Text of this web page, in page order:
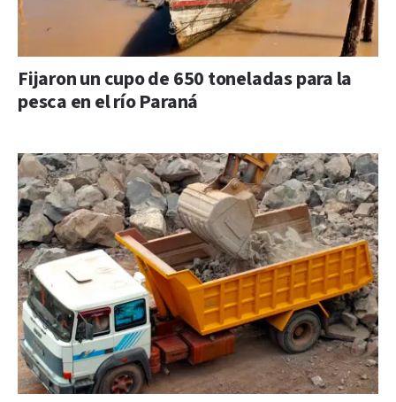
Fijaron un cupo de 650 toneladas para la
pesca en el río Paraná